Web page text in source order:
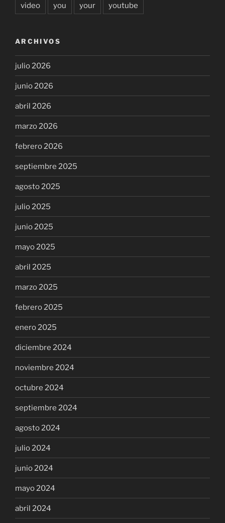
video you your youtube
ARCHIVOS
julio 2026
junio 2026
abril 2026
marzo 2026
febrero 2026
septiembre 2025
agosto 2025
julio 2025
junio 2025
mayo 2025
abril 2025
marzo 2025
febrero 2025
enero 2025
diciembre 2024
noviembre 2024
octubre 2024
septiembre 2024
agosto 2024
julio 2024
junio 2024
mayo 2024
abril 2024